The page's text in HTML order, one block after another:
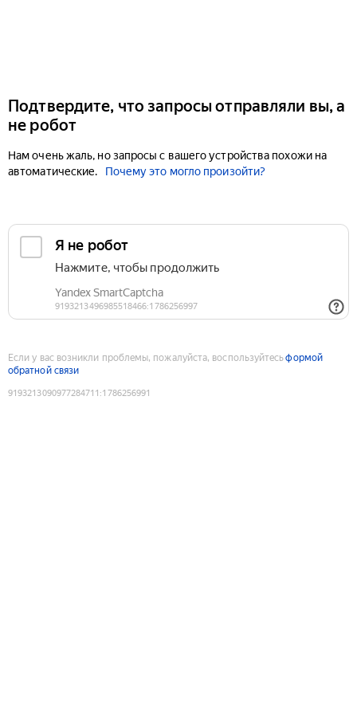
Подтвердите, что запросы отправляли вы, а
не робот
Нам очень жаль, но запросы с вашего устройства похожи на
автоматические.
Почему это могло произойти?
Если у вас возникли проблемы, пожалуйста, воспользуйтесьформой
обратной связи
9193213090977284711 :1786256991